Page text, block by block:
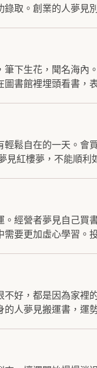
取。創業的人夢見
下生花，聞名海內
書館裡埋頭看書，
鬆自在的一天。
見紅樓夢，不能順利
經營者夢見自己
要更加虛心學習。
好，都是因為家
人夢見搬運書，運